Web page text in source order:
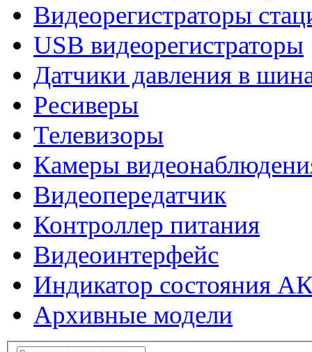
Видеорегистраторы
USB видеорегистраторы
Датчики давления в
Ресиверы
Телевизоры
Камеры
Видеопередатчик
Контроллер питания
Видеоинтерфейс
Индикатор состояния
Архивные модели